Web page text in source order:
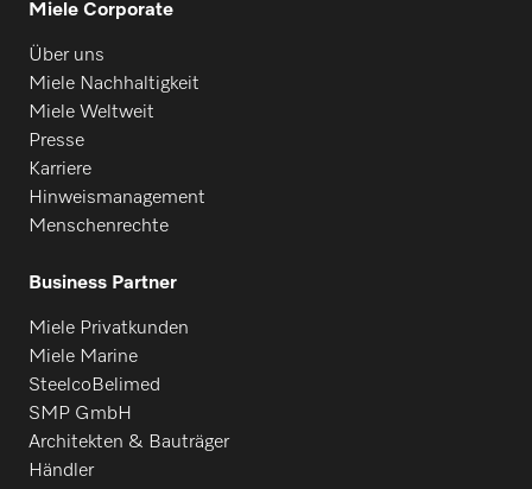
Miele Corporate
Über uns
Miele Nachhaltigkeit
Miele Weltweit
Presse
Karriere
Hinweismanagement
Menschenrechte
Business Partner
Miele Privatkunden
Miele Marine
SteelcoBelimed
SMP GmbH
Architekten & Bauträger
Händler